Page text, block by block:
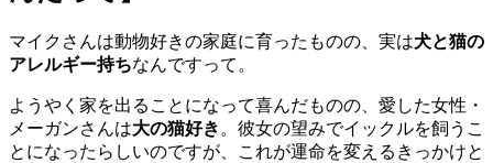
マイクさんは動物好きの家庭に育ったものの、実は犬と猫の
アレルギー持ちなんですって。
ようやく家を出ることになって喜んだものの、愛した女性・
メーガンさんは大の猫好き 。彼女の望みでイックルを飼うこ
とになったらしいのですが、これが運命を変えるきっかけと